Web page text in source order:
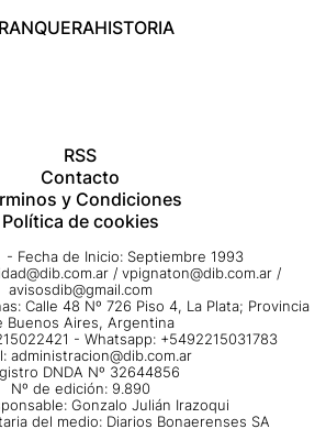
HISTORIA
RSS
Contacto
y Condiciones
Política de cookies
- Fecha de Inicio: Septiembre 1993
/ vpignaton@dib.com.ar /
avisosdib@gmail.com
Calle 48 Nº 726 Piso 4, La Plata; Provincia
Buenos Aires, Argentina
- Whatsapp: +5492215031783
administracion@dib.com.ar
DNDA Nº 32644856
Nº de edición: 9.890
Gonzalo Julián Irazoqui
del medio: Diarios Bonaerenses SA